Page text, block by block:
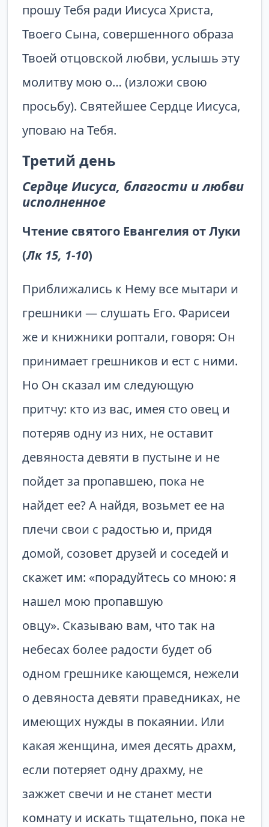
прошу Тебя ради Иисуса Христа,
Твоего Сына, совершенного образа
Твоей отцовской любви, услышь эту
молитву мою о… (изложи свою
просьбу). Святейшее Сердце Иисуса,
уповаю на Тебя.
Третий день
Сердце Иисуса, благости и любви
исполненное
Чтение святого Евангелия от Луки
(Лк 15, 1-10)
Приближались к Нему все мытари и
грешники — слушать Его. Фарисеи
же и книжники роптали, говоря: Он
принимает грешников и ест с ними.
Но Он сказал им следующую
притчу: кто из вас, имея сто овец и
потеряв одну из них, не оставит
девяноста девяти в пустыне и не
пойдет за пропавшею, пока не
найдет ее? А найдя, возьмет ее на
плечи свои с радостью и, придя
домой, созовет друзей и соседей и
скажет им: «порадуйтесь со мною: я
нашел мою пропавшую
овцу». Сказываю вам, что так на
небесах более радости будет об
одном грешнике кающемся, нежели
о девяноста девяти праведниках, не
имеющих нужды в покаянии. Или
какая женщина, имея десять драхм,
если потеряет одну драхму, не
зажжет свечи и не станет мести
комнату и искать тщательно, пока не